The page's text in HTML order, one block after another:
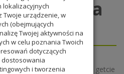
lokalizacyjnych
Twoje urządzenie, w
(obejmujących
Twojej aktywności na
w celu poznania Twoich
dotyczących
i tworzenia
powstania
wybuchu powstania w getcie